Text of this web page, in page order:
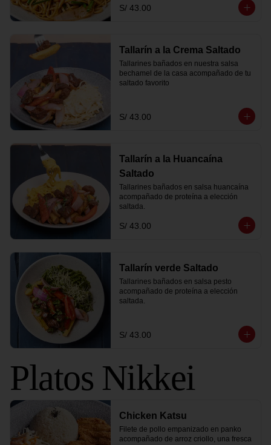
S/ 43.00
Tallarín a la Crema Saltado
Tallarines bañados en nuestra salsa
bechamel de la casa acompañado de tu
saltado favorito
S/ 43.00
Tallarín a la Huancaína
Saltado
Tallarines bañados en salsa huancaína
acompañado de proteína a elección
saltada.
S/ 43.00
Tallarín verde Saltado
Tallarines bañados en salsa pesto
acompañado de proteína a elección
saltada.
S/ 43.00
Platos Nikkei
Chicken Katsu
Filete de pollo empanizado en panko
acompañado de arroz criollo, una fresca